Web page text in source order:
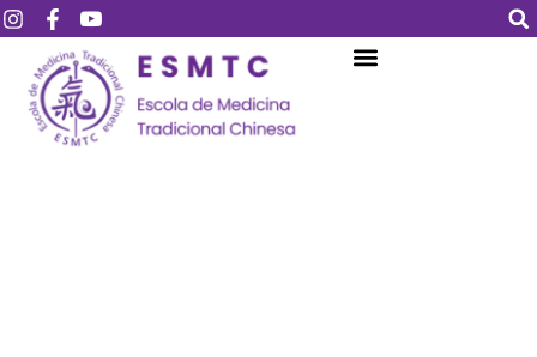
Login Assinar
Login